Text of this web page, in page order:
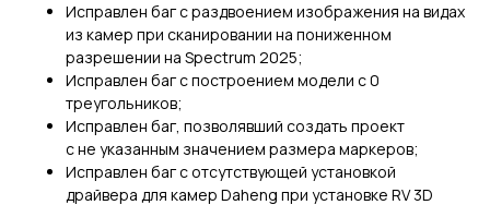
Исправлен баг с раздвоением изображения на видах
из камер при сканировании на пониженном
разрешении на Spectrum 2025;
Исправлен баг с построением модели с 0
треугольников;
Исправлен баг, позволявший создать проект
с не указанным значением размера маркеров;
Исправлен баг с отсутствующей установкой
драйвера для камер Daheng при установке RV 3D
Ручной лазерный Fenix
Метрологический PRO II
Метрологический PRIME
Роботизированный Proton
3D-СКАНЕРЫ
RANGEVISION
Контакты